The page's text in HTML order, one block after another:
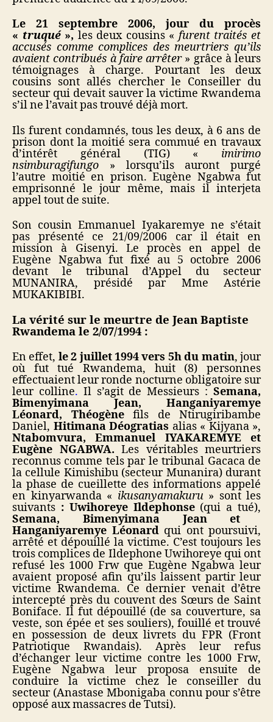
Le 21 septembre 2006, jour du procès
« truqué», les deux cousins « furent traités et
accusés comme complices des meurtriers qu’ils
avaient contribués à faire arrêter» grâce à leurs
témoignages à charge. Pourtant les deux
cousins sont allés chercher le Conseiller du
secteur qui devait sauver la victime Rwandema
s’il ne l’avait pas trouvé déjà mort.
Ils furent condamnés, tous les deux, à 6 ans de
prison dont la moitié sera commué en travaux
d’intérêt général (TIG) « imirimo
nsimburagifungo » lorsqu’ils auront purgé
l’autre moitié en prison. Eugène Ngabwa fut
emprisonné le jour même, mais il interjeta
appel tout de suite.
Son cousin Emmanuel Iyakaremye ne s’était
pas présenté ce 21/09/2006 car il était en
mission à Gisenyi. Le procès en appel de
Eugène Ngabwa fut fixé au 5 octobre 2006
devant le tribunal d’Appel du secteur
MUNANIRA, présidé par Mme Astérie
MUKAKIBIBI.
La vérité sur le meurtre de Jean Baptiste
Rwandema le 2/07/1994 :
En effet, le 2 juillet 1994 vers 5h du matin, jour
où fut tué Rwandema, huit (8) personnes
effectuaient leur ronde nocturne obligatoire sur
leur colline. Il s’agit de Messieurs :Semana,
Bimenyimana Jean, Hanganiyaremye
Léonard, Théogènefils de Ntirugiribambe
Daniel, Hitimana Déogratias alias « Kijyana »,
Ntabomvura, Emmanuel IYAKAREMYE et
Eugène NGABWA. Les véritables meurtriers
reconnus comme tels par le tribunal Gacaca de
la cellule Kimishibu (secteur Munanira) durant
la phase de cueillette des informations appelé
en kinyarwanda « ikusanyamakuru » sont les
suivants : Uwihoreye Ildephonse (qui a tué),
Semana, Bimenyimana Jean et
Hanganiyaremye Léonard qui ont poursuivi,
arrêté et dépouillé la victime. C’est toujours les
trois complices de Ildephone Uwihoreye qui ont
refusé les 1000 Frw que Eugène Ngabwa leur
avaient proposé afin qu’ils laissent partir leur
victime Rwandema. Ce dernier venait d’être
intercepté près du couvent des Sœurs de Saint
Boniface. Il fut dépouillé (de sa couverture, sa
veste, son épée et ses souliers), fouillé et trouvé
en possession de deux livrets du FPR (Front
Patriotique Rwandais).
Après leur refus
d’échanger leur victime contre les 1000 Frw,
Eugène Ngabwa leur proposa ensuite de
conduire la victime chez le conseiller du
secteur (Anastase Mbonigaba connu pour s’être
opposé aux massacres de Tutsi).